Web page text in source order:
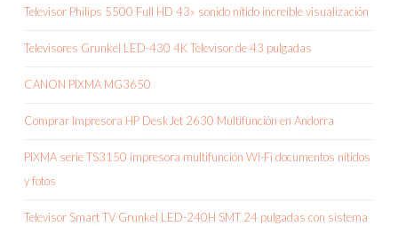
Televisor Philips 5500 Full HD 43» sonido nítido increíble visualización
Televisores Grunkel LED-430 4K Televisor de 43 pulgadas
CANON PIXMA MG3650
Comprar Impresora HP DeskJet 2630 Multifunción en Andorra
PIXMA serie TS3150 impresora multifunción Wi-Fi documentos nítidos
y fotos
Televisor Smart TV Grunkel LED-240H SMT 24 pulgadas con sistema